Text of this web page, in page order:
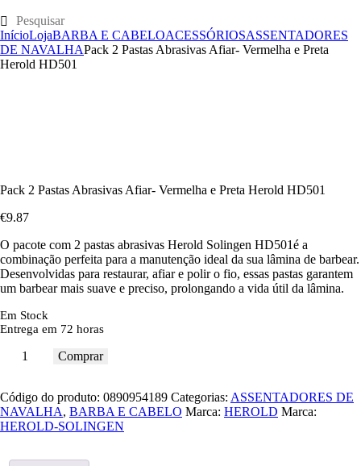
InícioLojaBARBA E CABELOACESSÓRIOSASSENTADORES
DE NAVALHAPack 2 Pastas Abrasivas Afiar- Vermelha e Preta
Herold HD501
Pack 2 Pastas Abrasivas Afiar- Vermelha e Preta Herold HD501
€9.87
O pacote com 2 pastas abrasivas Herold Solingen HD501é a
combinação perfeita para a manutenção ideal da sua lâmina de barbear.
Desenvolvidas para restaurar, afiar e polir o fio, essas pastas garantem
um barbear mais suave e preciso, prolongando a vida útil da lâmina.
Em Stock
Entrega em 72 horas
Comprar
Código do produto: 0890954189 Categorias: ASSENTADORES DE
NAVALHA, BARBA E CABELO Marca: HEROLD Marca:
HEROLD-SOLINGEN